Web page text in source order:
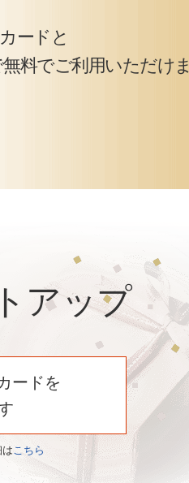
ードと
料でご利用いただけま
アップ
ードを
こちら